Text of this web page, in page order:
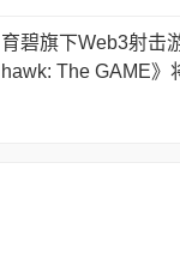
育碧旗下Web3射击
hawk: The GAME》